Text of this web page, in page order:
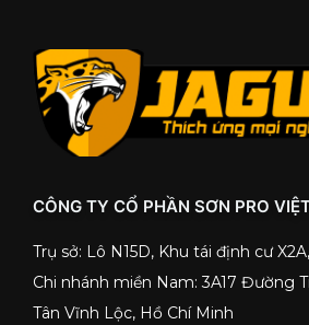
CÔNG TY CỔ PHẦN SƠN PRO
Trụ sở: Lô N15D, Khu tái định cư
Chi nhánh miền Nam: 3A17 Đường
Tân Vĩnh Lộc, Hồ Chí Minh